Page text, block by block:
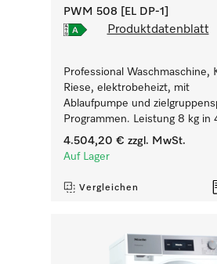
PWM 508 [EL DP-1]
Produktdatenblatt
Professional Waschmaschine,
Riese, elektrobeheizt, mit
Ablaufpumpe und
Programmen. Leistung 8 kg in
4.504,20 € zzgl. MwSt.
Auf Lager
Vergleichen